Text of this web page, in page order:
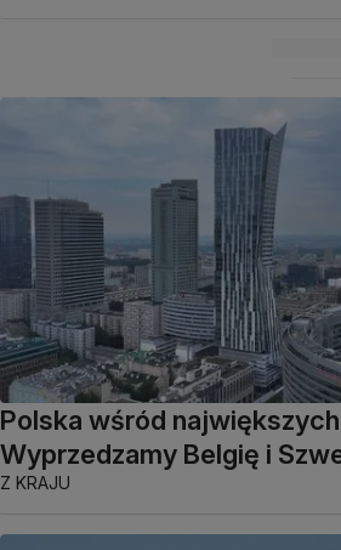
Polska wśród
Wyprzedzamy Belgię i
Z KRAJU